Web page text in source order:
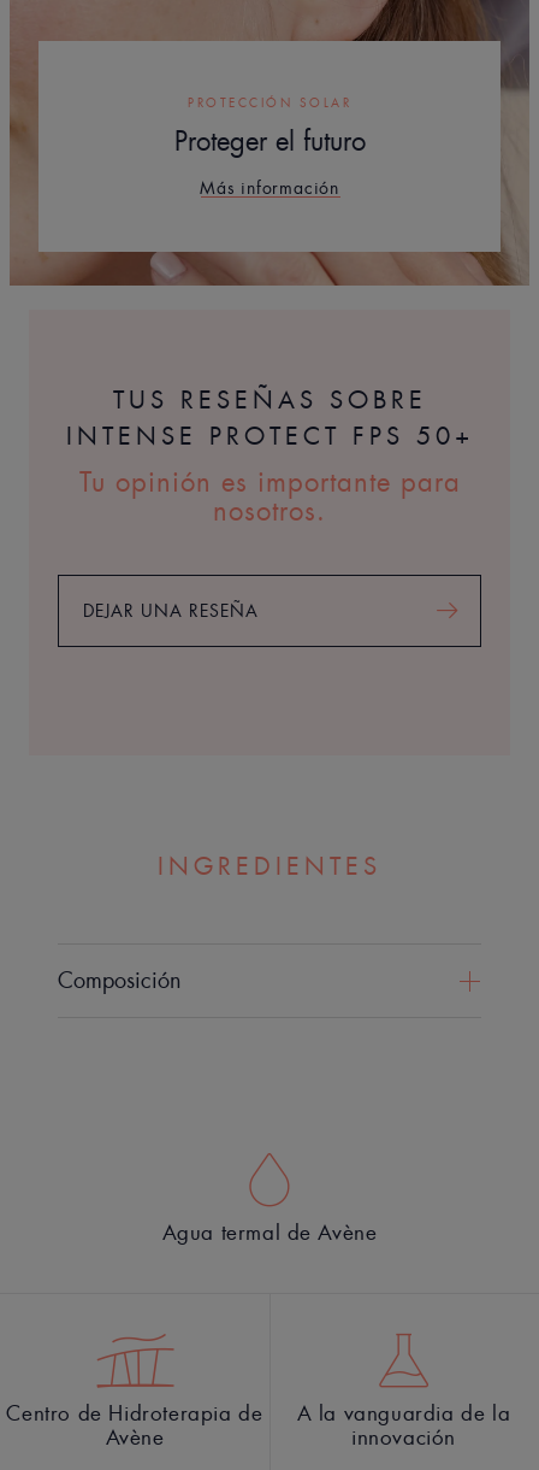
PROTECCIÓN SOLAR
Proteger el futuro
Más información
TUS RESEÑAS SOBRE
INTENSE PROTECT FPS 50+
Tu opinión es importante para
nosotros.
DEJAR UNA RESEÑA
INGREDIENTES
Composición
Agua termal de Avène
Centro de Hidroterapia de
Avène
A la vanguardia de la
innovación